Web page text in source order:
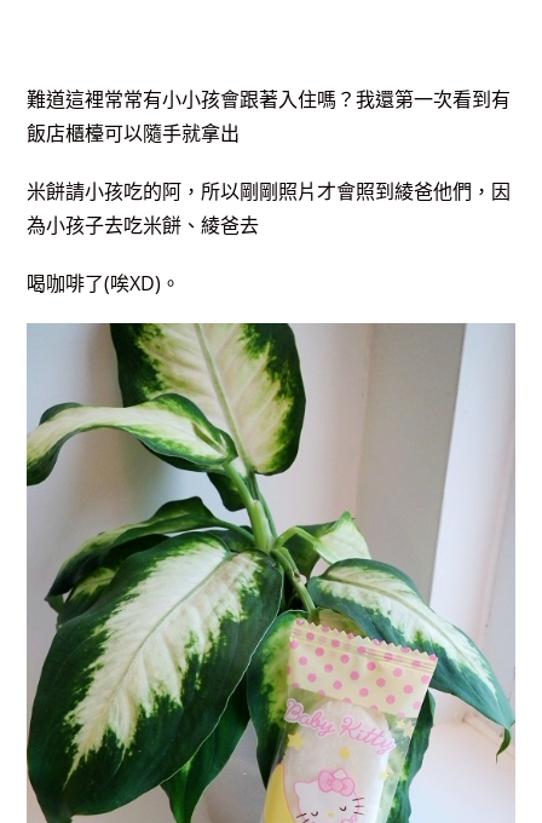
難道這裡常常有小小孩會跟著入住嗎？我還第一次看到有
飯店櫃檯可以隨手就拿出
米餅請小孩吃的阿，所以剛剛照片才會照到綾爸他們，因
為小孩子去吃米餅、綾爸去
喝咖啡了(唉XD)。